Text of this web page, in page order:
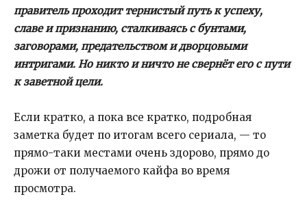
правитель проходит тернистый путь к успеху,
славе и признанию, сталкиваясь с бунтами,
заговорами, предательством и дворцовыми
интригами. Но никто и ничто не свернёт его с пути
к заветной цели.
Если кратко, а пока все кратко, подробная
заметка будет по итогам всего сериала, — то
прямо-таки местами очень здорово, прямо до
дрожи от получаемого кайфа во время
просмотра.